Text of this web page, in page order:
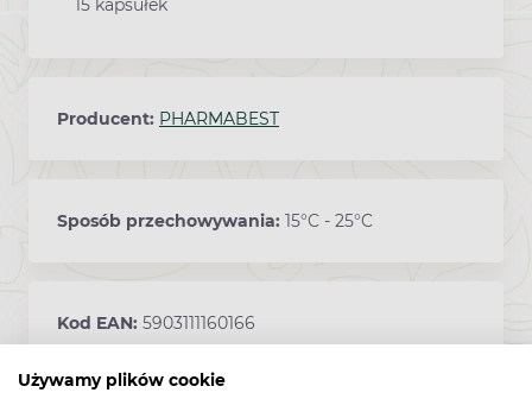
Używamy plików cookie
15 kapsułek
Producent: PHARMABEST
Sposób przechowywania: 15°C - 25°C
Kod EAN: 5903111160166